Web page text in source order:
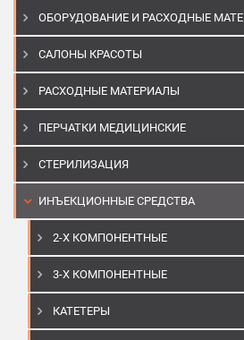
ОБОРУДОВАНИЕ И РАСХОДНЫЕ
САЛОНЫ КРАСОТЫ
РАСХОДНЫЕ МАТЕРИАЛЫ
ПЕРЧАТКИ МЕДИЦИНСКИЕ
СТЕРИЛИЗАЦИЯ
ИНЪЕКЦИОННЫЕ СРЕДСТВА
2-Х КОМПОНЕНТНЫЕ
3-Х КОМПОНЕНТНЫЕ
КАТЕТЕРЫ